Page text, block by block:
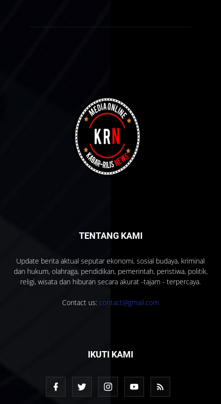
TENTANG KAMI
Update berita aktual seputar ekonomi, sosial budaya, kriminal
dan hukum, olahraga, pendidikan, pemerintah, peristiwa, politik,
religi, wisata dan hiburan secara akurat -tajam - terpercaya.
Contact us: contact@gmail.com
IKUTI KAMI